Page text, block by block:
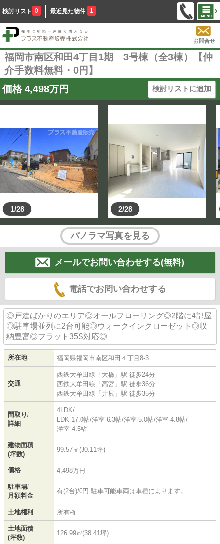
検討リスト 0 最近見た物件 1
お問合せ
福岡市南区和田4丁目1期 3号棟（全3棟）【仲
介手数料無料・0円】
価格 4,498万円 検討リストに追加
1/28 2/28
パノラマ写真を見る
メールでお問い合わせする(無料)
電話でお問い合わせする
◎戸建ばかりのエリア◎オールフローリング◎2階に4部屋
◎駐車場並列に2台可能◎ウォークインクローゼット◎収
納豊富◎フラット35S対応◎
所在地 福岡県福岡市南区和田 ４丁目8-3
交通
西鉄大牟田線 「 大橋 」駅 徒歩24分
西鉄大牟田線 「 高宮 」駅 徒歩36分
西鉄大牟田線 「 井尻 」駅 徒歩35分
間取り/
詳細
4LDK/
LDK 17.0帖/洋室 6.3帖/洋室 5.0帖/洋室 4.8帖/
洋室 4.5帖
建物面積
(坪数)
99.57㎡(30.11坪)
価格 4,498万円
駐車場/
月額料金
有(2台)/0円 駐車可能車両は車種によります。
土地権利 所有権
土地面積
(坪数)
126.99㎡(38.41坪)